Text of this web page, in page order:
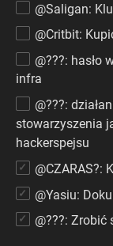
@Saligan:
@Critbit:
@???: hasło
infra
@???:
stowarzyszenia
hackerspejsu
@CZARAS?:
@Yasiu:
@???: Zrobić